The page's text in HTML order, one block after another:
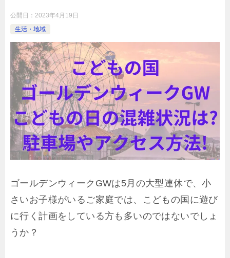
公開日： 2023年4月19日
生活・地域
ゴールデンウィークGWは5月の大型連休で、小
さいお子様がいるご家庭では、こどもの国に遊び
に行く計画をしている方も多いのではないでしょ
うか？